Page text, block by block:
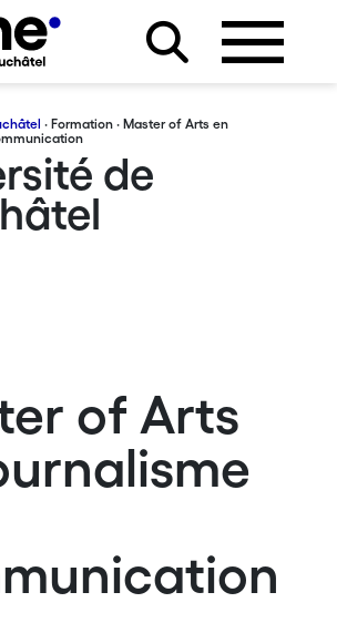
· Formation· Master of Arts en
de
of Arts